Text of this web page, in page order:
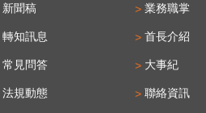
新聞稿
轉知訊息
常見問答
法規動態
業務職掌
首長介紹
大事紀
聯絡資訊